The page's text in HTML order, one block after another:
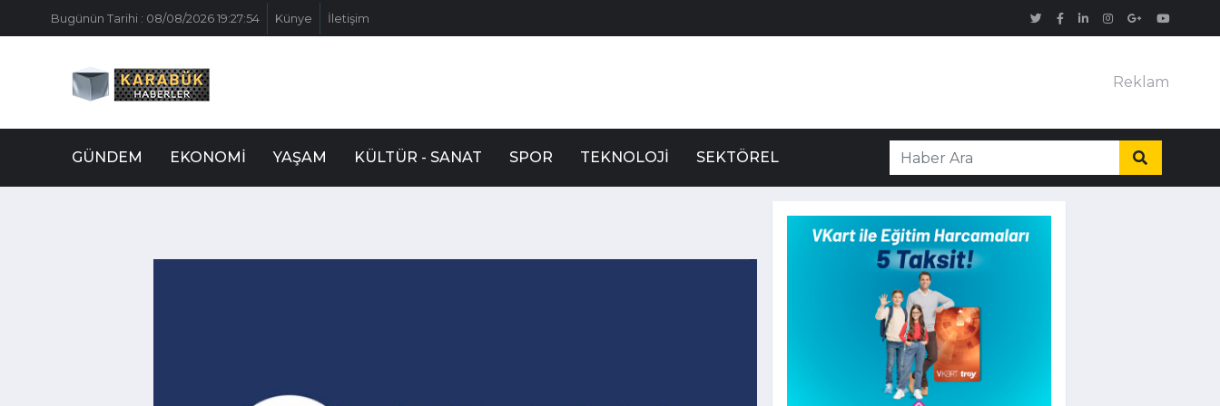
Bugünün Tarihi : 08/08/2026 19:27:54 Künye İletişim
Reklam
GÜNDEM EKONOMI YAŞAM KÜLTÜR - SANAT SPOR TEKNOLOJI SEKTÖREL